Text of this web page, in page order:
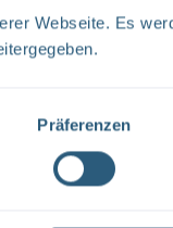
Webseite. Es
Präferenzen
Anlage:
gemäß
Dateityp: PDF |